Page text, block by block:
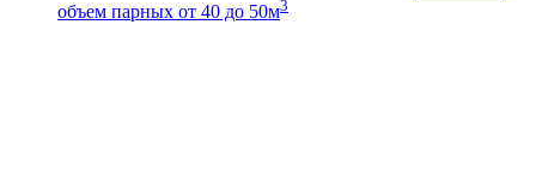
объем парных от 40 до 50м3